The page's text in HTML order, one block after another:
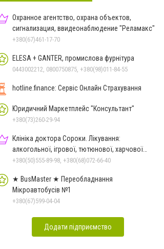
Охранное агентство, охрана объектов,
сигнализация, ввидеонаблюдение "Реламакс"
+380(67)461-17-70
ELESA + GANTER, промислова фурнітура
0443002212, 0800750875, +380(98)011-84-55
hotline.finance: Сервіс Онлайн Страхування
Юридичний Маркетплейс "Консультант"
+380(73)260-29-94
Клініка доктора Сороки. Лікування:
алкогольної, ігрової, тютюнової, харчової
залежностей, неврозів т
+380(50)555-89-98, +380(68)072-66-40
★ BusMaster ★ Переобладнання
Мікроавтобусів №1
+380(67)599-04-04
Додати підприємство